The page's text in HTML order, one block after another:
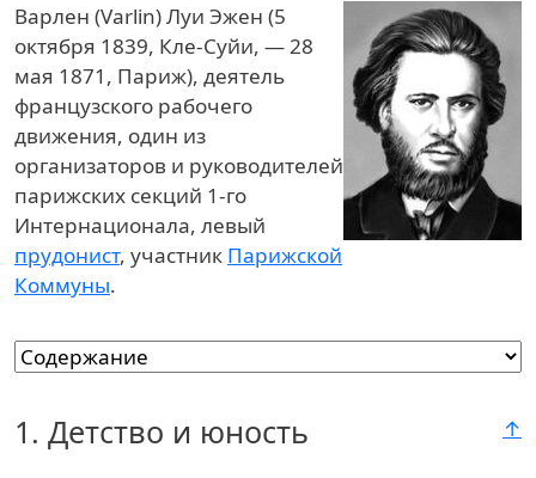
Варлен (Varlin) Луи Эжен (5
октября 1839, Кле-Суйи, — 28
мая 1871, Париж), деятель
французского рабочего
движения, один из
организаторов и руководителей
парижских секций 1-го
Интернационала, левый
прудонист, участник Парижской
Коммуны.
↑
1. Детство и юность